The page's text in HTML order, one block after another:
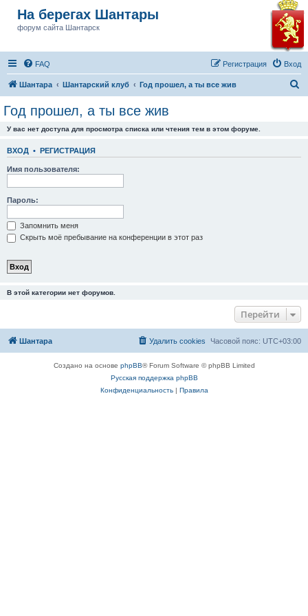
На берегах Шантары
форум сайта Шантарск
FAQ Вход
Регистрация
Шантара Шантарский клуб Год прошел, а ты все жив
Год прошел, а ты все жив
У вас нет доступа для просмотра списка или чтения тем в этом форуме.
ВХОД • РЕГИСТРАЦИЯ
Имя пользователя:
Пароль:
Запомнить меня
Скрыть моё пребывание на конференции в этот раз
В этой категории нет форумов.
Перейти
Шантара Часовой пояс: UTC+03:00
Удалить cookies
Создано на основе phpBB® Forum Software © phpBB Limited
Русская поддержка phpBB
Конфиденциальность| Правила